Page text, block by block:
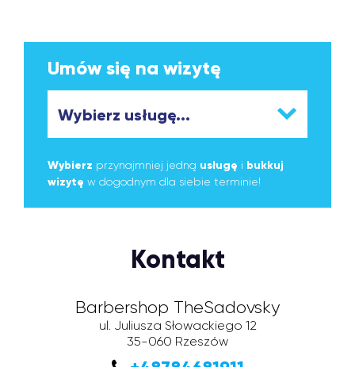
Umów się na wizytę
Wybierz przynajmniej jedną usługę i bukkuj
wizytę w dogodnym dla siebie terminie!
Kontakt
Barbershop TheSadovsky
ul. Juliusza Słowackiego 12
35-060 Rzeszów